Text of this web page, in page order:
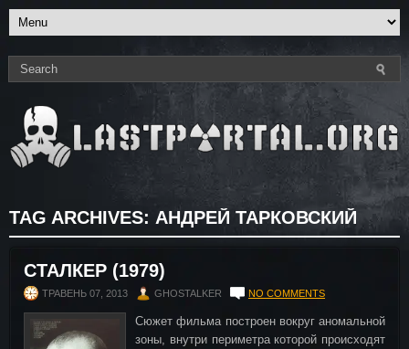
TAG ARCHIVES: АНДРЕЙ ТАРКОВСКИЙ
СТАЛКЕР (1979)
ТРАВЕНЬ 07, 2013 GHOSTALKER NO COMMENTS
Сюжет фильма построен вокруг аномальной
зоны, внутри периметра которой происходят